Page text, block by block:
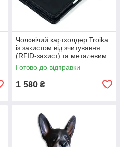
Чоловічий картхолдер Troika
із захистом від зчитування
(RFID-захист) та металевим
затискачем для купюр, колір
чорний
Готово до відправки
1 580 ₴